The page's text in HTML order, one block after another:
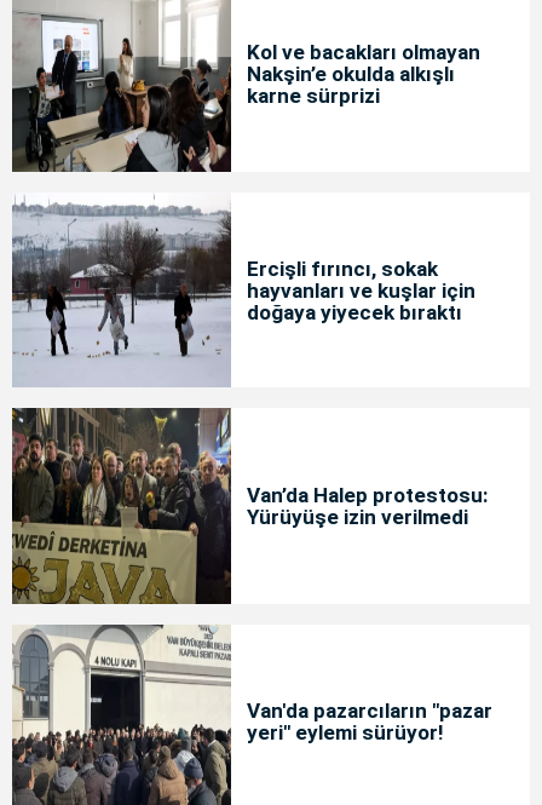
Kol ve bacakları olmayan
Nakşin’e okulda alkışlı
karne sürprizi
Ercişli fırıncı, sokak
hayvanları ve kuşlar için
doğaya yiyecek bıraktı
Van’da Halep protestosu:
Yürüyüşe izin verilmedi
Van'da pazarcıların "pazar
yeri" eylemi sürüyor!